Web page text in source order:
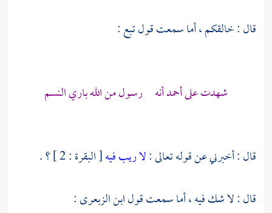
قال : خالقكم ، أما سمعت قولتبع:
شهدت علىأحمدأنه رسول من الله باري النسم
قال : أخبرني عن قوله تعالى :لا ريب فيه[ البقرة : 2 ] ؟ .
قال : لا شك فيه ، أما سمعت قولابن الزبعرى: